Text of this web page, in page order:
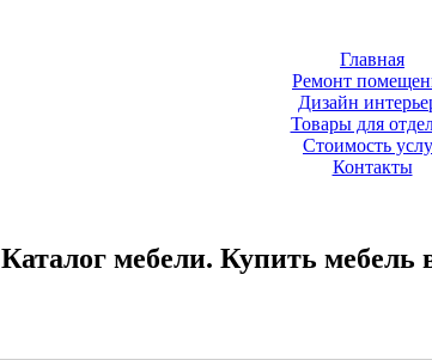
Главная
Ремонт
Дизайн
Товары для
Стоимость
Контакты
Каталог мебели. Купить